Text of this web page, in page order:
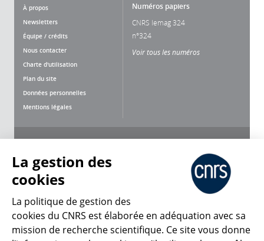
À propos
Newsletters
Équipe / crédits
Nous contacter
Charte d'utilisation
Plan du site
Données personnelles
Mentions légales
Numéros papiers
CNRS lemag 324
n°324
Voir tous les numéros
CNRS Le Mag
La gestion des
cookies
La politique de gestion des
cookies du CNRS est élaborée en adéquation avec sa
mission de recherche scientifique. Ce site vous donne